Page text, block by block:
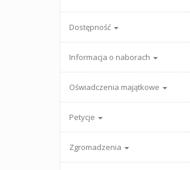
Dostępność
Informacja o naborach
Oświadczenia majątkowe
Petycje
Zgromadzenia